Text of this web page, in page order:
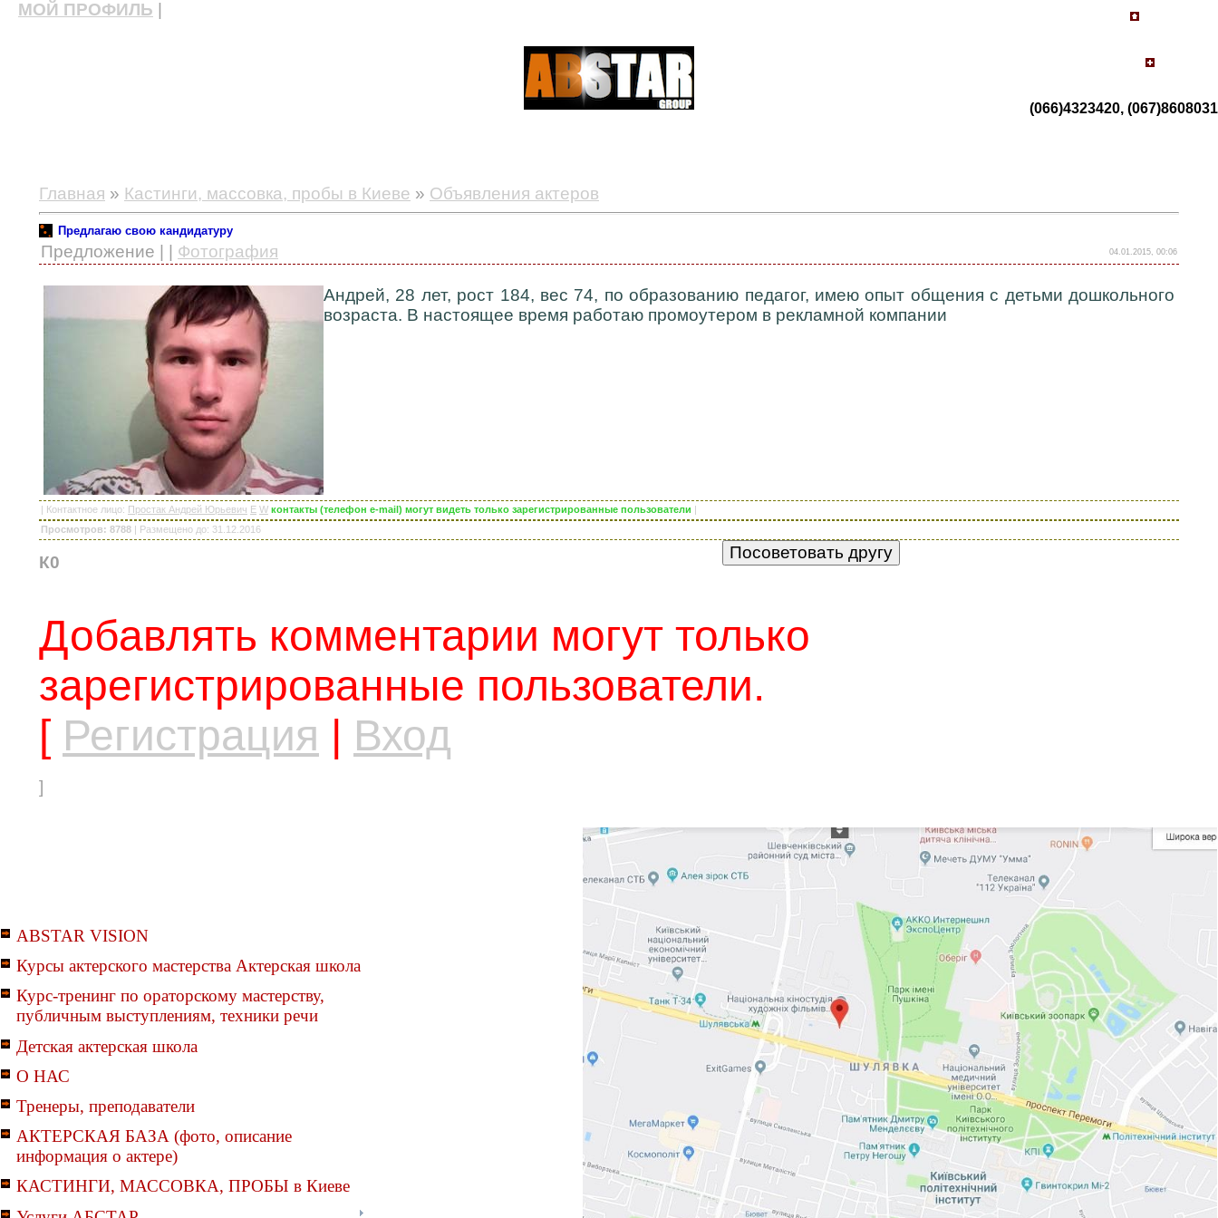
МОЙ ПРОФИЛЬ
(066)4323420, (067)8608031
Главная » Кастинги, массовка, пробы в Киеве » Объявления актеров
Предлагаю свою кандидатуру
Предложение | | Фотография 04.01.2015, 00:06
Андрей, 28 лет, рост 184, вес 74, по образованию педагог, имею опыт общения с детьми дошкольного
возраста. В настоящее время работаю промоутером в рекламной компании
| Контактное лицо: Простак Андрей Юрьевич E W контакты (телефон e-mail) могут видеть только зарегистрированные пользователи |
Просмотров: 8788 | Размещено до: 31.12.2016
К0
Добавлять комментарии могут только
зарегистрированные пользователи.
[ Регистрация Вход
]
ABSTAR VISION
Курсы актерского мастерства Актерская школа
Курс-тренинг по ораторскому мастерству,
публичным выступлениям, техники речи
Детская актерская школа
О НАС
Тренеры, преподаватели
АКТЕРСКАЯ БАЗА (фото, описание
информация о актере)
КАСТИНГИ, МАССОВКА, ПРОБЫ в Киеве